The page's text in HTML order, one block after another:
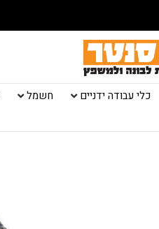
כלי עבודה ידניים חשמל